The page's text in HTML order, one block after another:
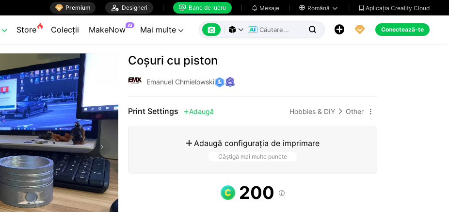
 Premium  Designeri  Banc de lucru  Mesaje  Română   Aplicația Creality Cloud
 Store Colecții MakeNow AI Mai multe        Conectează-te
Coșuri cu piston
Emanuel Chmielowski
Print Settings Adaugă Hobbies & DIY  Other 
 Adaugă configurația de imprimare
Câștigă mai multe puncte
200 